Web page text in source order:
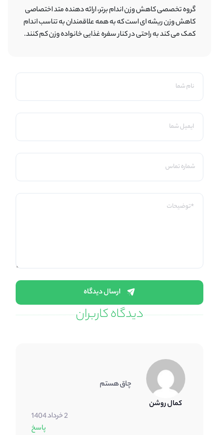
گروه تخصصی کاهش وزن اندام برتر، ارائه دهنده متد اختصاصی
کاهش وزن ریشه ای است که به همه علاقمندان به تناسب اندام
کمک می کند به راحتی در کنار سفره غذایی خانواده وزن کم کنند.
ارسال دیدگاه
دیدگاه کاربران
کمال روشن
چاق هستم
2 خرداد 1404
پاسخ